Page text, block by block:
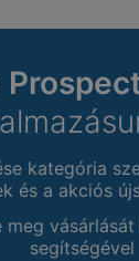
kategória
és a akciós
meg
segítségével